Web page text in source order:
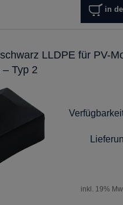
in
LLDPE für PV-
Typ 2
inkl. 19%